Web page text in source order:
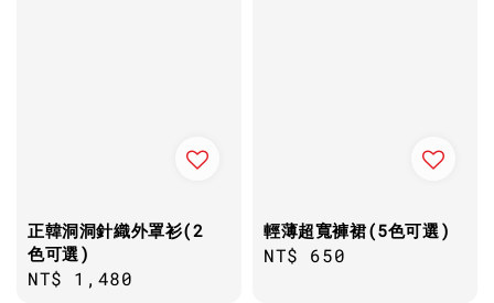
正韓洞洞針織外罩衫(2
色可選)
Regular
NT$ 1,480
輕薄超寬褲裙(5色可選)
Regular
NT$ 650